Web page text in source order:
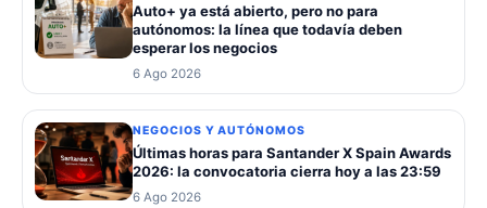
Auto+ ya está abierto, pero no para
autónomos: la línea que todavía deben
esperar los negocios
6 Ago 2026
NEGOCIOS Y AUTÓNOMOS
Últimas horas para Santander X Spain Awards
2026: la convocatoria cierra hoy a las 23:59
6 Ago 2026